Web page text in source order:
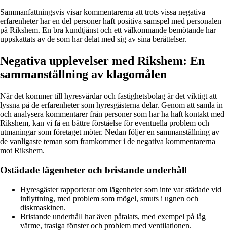
Sammanfattningsvis visar kommentarerna att trots vissa negativa
erfarenheter har en del personer haft positiva samspel med personalen
på Rikshem. En bra kundtjänst och ett välkomnande bemötande har
uppskattats av de som har delat med sig av sina berättelser.
Negativa upplevelser med Rikshem: En
sammanställning av klagomålen
När det kommer till hyresvärdar och fastighetsbolag är det viktigt att
lyssna på de erfarenheter som hyresgästerna delar. Genom att samla in
och analysera kommentarer från personer som har ha haft kontakt med
Rikshem, kan vi få en bättre förståelse för eventuella problem och
utmaningar som företaget möter. Nedan följer en sammanställning av
de vanligaste teman som framkommer i de negativa kommentarerna
mot Rikshem.
Ostädade lägenheter och bristande underhåll
Hyresgäster rapporterar om lägenheter som inte var städade vid
inflyttning, med problem som mögel, smuts i ugnen och
diskmaskinen.
Bristande underhåll har även påtalats, med exempel på låg
värme, trasiga fönster och problem med ventilationen.